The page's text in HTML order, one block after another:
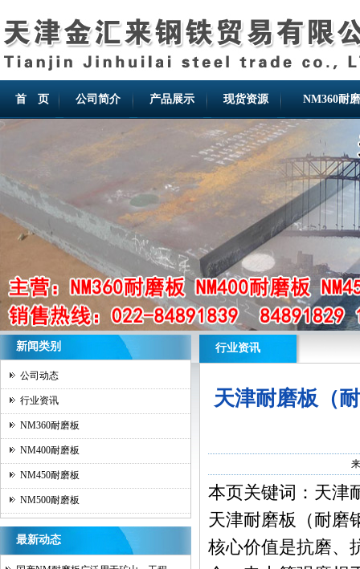
首 页 公司简介 产品展示 现货资源 NM360耐
新闻类别
公司动态
行业资讯
NM360耐磨板
NM400耐磨板
NM450耐磨板
NM500耐磨板
最新动态
行业资讯
天津耐磨板（
本页关键词：天津
天津耐磨板 （耐
核心价值是抗磨、